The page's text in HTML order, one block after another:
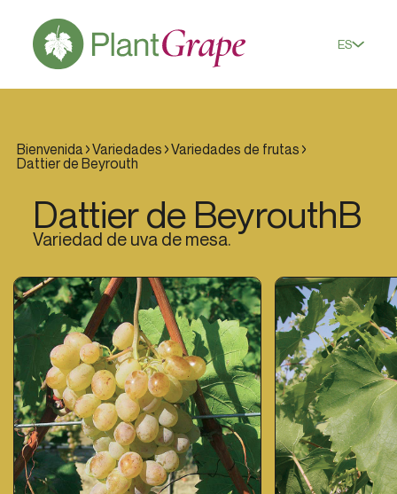
ES
Bienvenida Variedades Variedades de frutas
Dattier de Beyrouth
Dattier de BeyrouthB
Variedad de uva de mesa.